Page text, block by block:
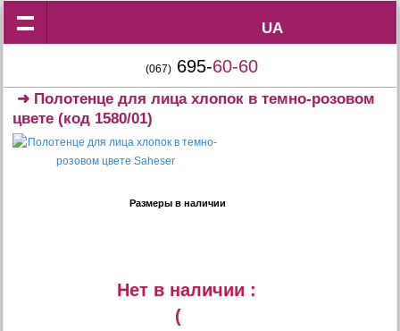
UA
UA
(067) 695-60-60
➜ Полотенце для лица хлопок в темно-розовом
цвете (код 1580/01)
Размеры в наличии
Нет в наличии :
(